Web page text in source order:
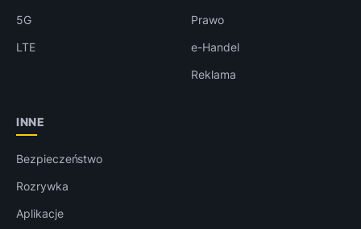
5G
LTE
Prawo
e-Handel
Reklama
INNE
Bezpieczeństwo
Rozrywka
Aplikacje